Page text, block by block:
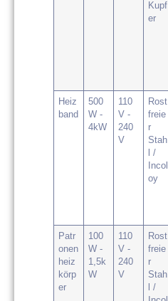
Kupf
er
Heiz
band
500
W -
4kW
110
V -
240
V
Rost
freie
r
Stah
l /
Incol
oy
Patr
onen
heiz
körp
er
100
W -
1,5k
W
110
V -
240
V
Rost
freie
r
Stah
l /